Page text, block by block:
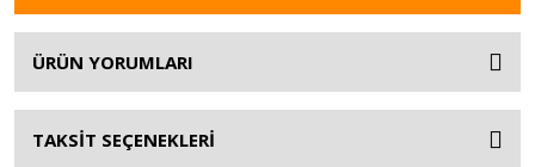
ÜRÜN YORUMLARI
TAKSİT SEÇENEKLERİ